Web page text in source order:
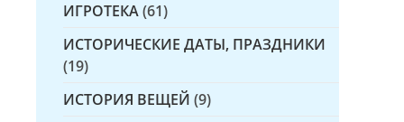
ИГРОТЕКА(61)
ИСТОРИЧЕСКИЕ ДАТЫ, ПРАЗДНИКИ
(19)
ИСТОРИЯ ВЕЩЕЙ (9)